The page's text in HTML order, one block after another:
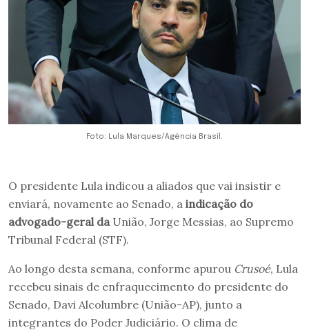
Foto: Lula Marques/Agência Brasil.
O presidente Lula indicou a aliados que vai insistir e
enviará, novamente ao Senado, a indicação do
advogado-geral da União, Jorge Messias, ao Supremo
Tribunal Federal (STF).
Ao longo desta semana, conforme apurou Crusoé, Lula
recebeu sinais de enfraquecimento do presidente do
Senado, Davi Alcolumbre (União-AP), junto a
integrantes do Poder Judiciário. O clima de